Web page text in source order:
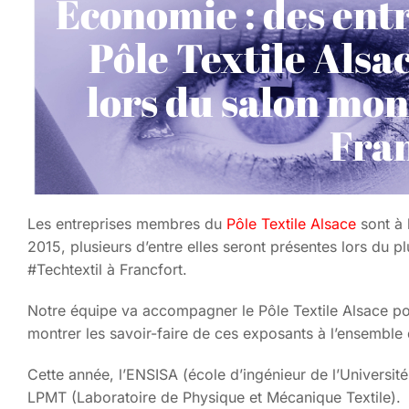
Economie : des
Pôle Textile
lors du salon
Les entreprises membres du Pôle Textile Alsace sont à
2015, plusieurs d’entre elles seront présentes lors du
#Techtextil à Francfort.
Notre équipe va accompagner le Pôle Textile Alsace
montrer les savoir-faire de ces exposants à
Cette année, l’ENSISA (école d’ingénieur de
LPMT (Laboratoire de Physique et Mécanique Textile).